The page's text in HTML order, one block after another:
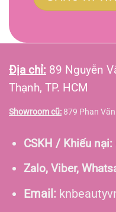
Địa chỉ: 89 Nguyễn
Thạnh, TP. HCM
Showroom cũ: 879 Phan
CSKH / Khiếu nại:
Zalo, Viber,
Email: